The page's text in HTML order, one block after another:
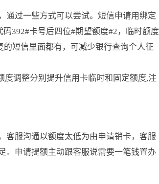
通过一些方式可以尝试。短信申请用绑定
392#卡号后四位#期望额度#2，临时额度
短信里面都有，可减少银行查询个人征
调整分别提升信用卡临时和固定额度,注
客服沟通以额度太低为由申请销卡，客服
。申请提额主动跟客服说需要一笔钱置办